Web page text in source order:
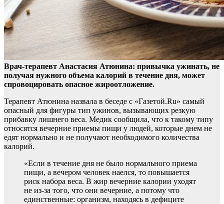
Врач-терапевт Анастасия Атюнина: привычка ужинать, не
получая нужного объема калорий в течение дня, может
спровоцировать опасное жироотложение.
Терапевт Атюнина назвала в беседе с «Газетой.Ru» самый
опасный для фигуры тип ужинов, вызывающих резкую
прибавку лишнего веса. Медик сообщила, что к такому типу
относятся вечерние приемы пищи у людей, которые днем не
едят нормально и не получают необходимого количества
калорий.
«Если в течение дня не было нормального приема
пищи, а вечером человек наелся, то повышается
риск набора веса. В жир вечерние калории уходят
не из-за того, что они вечерние, а потому что
единственные: организм, находясь в дефиците